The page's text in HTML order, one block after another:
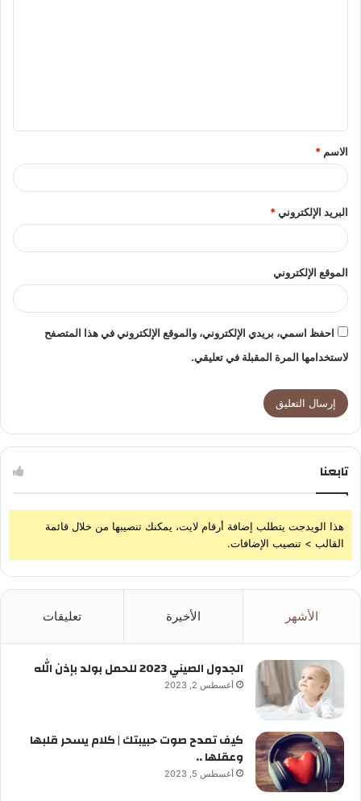
ق
*
الاسم *
البريد الإلكتروني*
الموقع الإلكتروني
احفظ اسمي، بريدي الإلكتروني، والموقع الإلكتروني في هذا المتصفح
لاستخدامها المرة المقبلة في تعليقي.
تابعنا
هذا الويدجت يتطلب إضافة أرقام لايت، يمكنك تنصيبها من خلال قائمة
القالب > تنصيب الإضافات.
الأشهر الأخيرة تعليقات
الجدول الصيني 2023 للحمل بولد بإذن الله
أغسطس 2, 2023
كيف تمدح صوت حبيبتك | كلام يسحر قلبها
وعقلها ..
أغسطس 5, 2023